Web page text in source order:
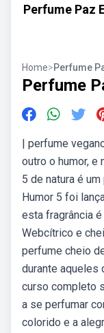
Perfume Paz
Home>Perfume
Perfume
| perfume
outro o humor, e
5 de natura é
Humor 5 foi
esta fragrância
Webcítrico e
perfume cheio
durante aqueles
curso completo
a se perfumar
colorido e a